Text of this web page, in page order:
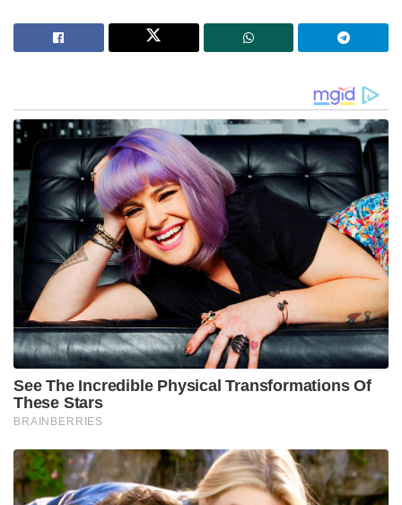
വീഴ്ത്തിയ ക്രുണാൽ പാണ്ഡ്യ, 4 ഓവറിൽ 23 റൺസിന്
2 വിക്കറ്റ് വീഴ്ത്തിയ വെറ്ററൻ സ്പിന്നർ അമിത് മിശ്ര,
ബിഷ്ണോയ് എന്നിവർ ചേർന്നാണ് ഹൈദരാബാദിനെ
പിടിച്ചു കെട്ടിയത്. രാഹുൽ ത്രിപാഠിയെ പുറത്താക്കാൻ
അമിത് മിശ്ര എടുത്ത അതിമനോഹരമായ ക്യാച്ച്
ശ്രദ്ധേയമായി.
35 റൺസെടുത്ത രാഹുൽ ത്രിപാഠിയാണ്
ഹൈദരാബാദിന്റെ ടോപ് സ്കോറർ. ഓപ്പണർ
അന്മോല്പ്രീത് സിംഗ് 31 റൺസെടുത്തു. 10 പന്തിൽ 2
സിക്സറുകൾ ഉൾപ്പെടെ 21 റൺസുമായി അബ്ദുൾ
സമദ് പുറത്താകാതെ നിന്നു.
മറുപടി ബാറ്റിംഗിൽ സമ്മർദ്ദങ്ങളിലാതെ കളിച്ച
ലഖ്നൗ അനായസമായി ദുർബലമായ ടോട്ടൽ
പിന്തുടർന്നു, ഇടയ്ക്ക് വിക്കറ്റുകൾ വീണെങ്കിലും,
കരുതലോടെ കളിച്ച ക്യാപ്ടൻ ഉൾപ്പെടെ ഉള്ളവരുടെ
ഇന്നിംഗ്സുകൾ ലഖ്നൗവിന് മുതൽക്കൂട്ടായി. 35
റൺസെടുത്ത രാഹുൽ ആണ് ലഖ്നൗവിന്റെ ടോപ്
സ്കോറർ. ബൗളിംഗിന് പുറമേ ബാറ്റിംഗിലും തിളങ്ങിയ
ക്രുണാൽ പാണ്ഡ്യ 23 പന്തിൽ 34 റൺസ് നേടി.